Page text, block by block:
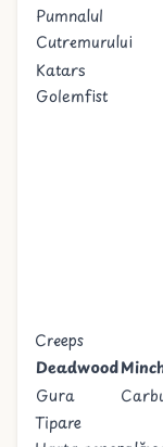
Pumnalul
Cutremurului
Katars
Golemfist
Creeps
Deadwood
Gura
Tipare